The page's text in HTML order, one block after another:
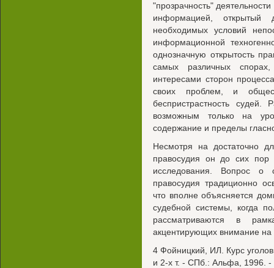
"прозрачность"
информацией,
необходимых условий
информационной
однозначную открытость
самых различных
интересами сторон
своих проблем, и
беспристрастность судей.
возможным только на
содержание и пределы
Несмотря на достаточно
правосудия он до сих пор
исследования. Вопрос о
правосудия традиционно
что вполне объясняется
судебной системы, когда
рассматриваются в
акцентирующих внимание на
4 Фойницкий, ИЛ. Курс
и 2-х т. - СПб.: Альфа, 1996.